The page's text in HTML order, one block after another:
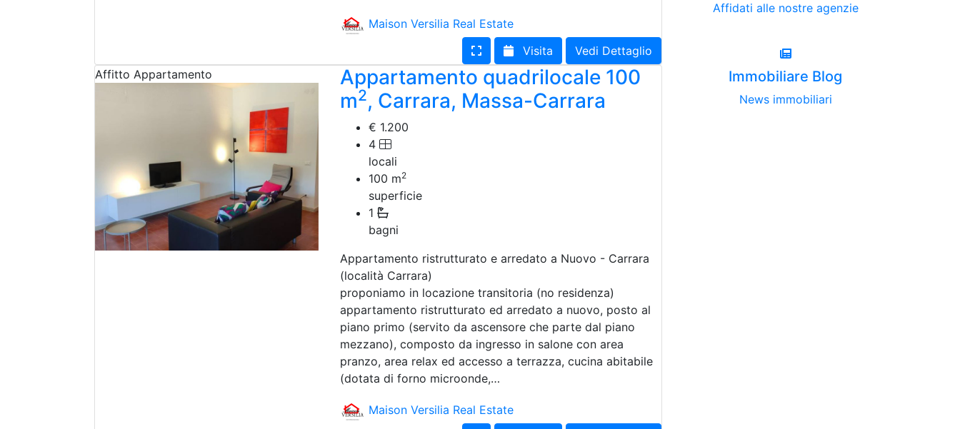
Maison Versilia Real Estate
Visita
Vedi Dettaglio
Affitto Appartamento
Appartamento quadrilocale 100
m2, Carrara, Massa-Carrara
€ 1.200
4
locali
100 m2
superficie
1
bagni
Appartamento ristrutturato e arredato a Nuovo - Carrara
(località Carrara)
proponiamo in locazione transitoria (no residenza)
appartamento ristrutturato ed arredato a nuovo, posto al
piano primo (servito da ascensore che parte dal piano
mezzano), composto da ingresso in salone con area
pranzo, area relax ed accesso a terrazza, cucina abitabile
(dotata di forno microonde,…
Maison Versilia Real Estate
Affidati alle nostre agenzie
Immobiliare Blog
News immobiliari